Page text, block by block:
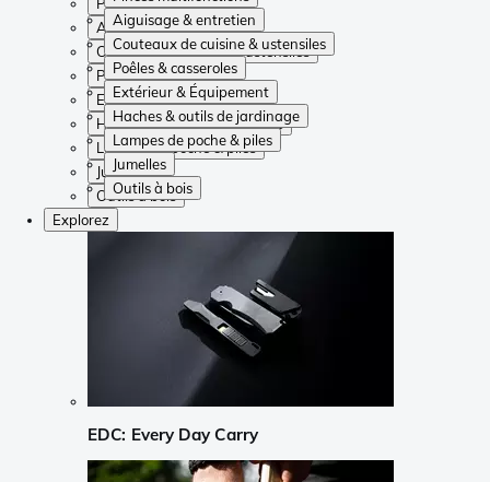
Aiguisage & entretien
Couteaux de cuisine & ustensiles
Poêles & casseroles
Extérieur & Équipement
Haches & outils de jardinage
Lampes de poche & piles
Jumelles
Outils à bois
Aiguisage & entretien
Couteaux de cuisine & ustensiles
Poêles & casseroles
Extérieur & Équipement
Haches & outils de jardinage
Lampes de poche & piles
Jumelles
Outils à bois
Explorez
EDC: Every Day Carry